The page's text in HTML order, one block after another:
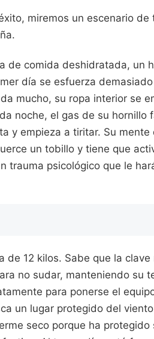
miremos un escenario de
de comida deshidratada, un
día se esfuerza
mucho, su ropa interior se
noche, el gas de su hornillo
y empieza a tiritar. Su mente
un tobillo y tiene que
trauma psicológico que le
de 12 kilos. Sabe que la clave
no sudar, manteniendo su
para ponerse el
un lugar protegido del
seco porque ha protegido